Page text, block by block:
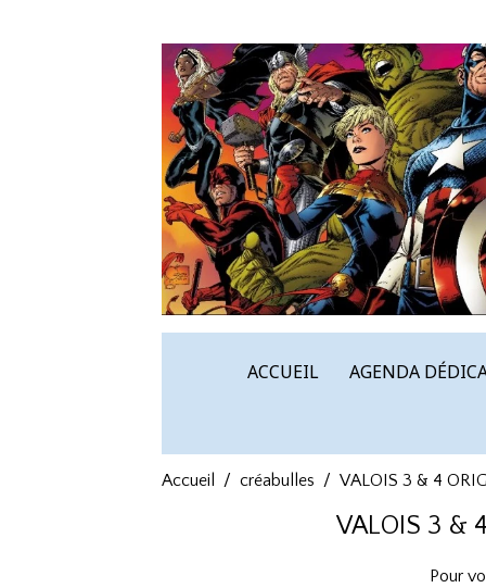
ACCUEIL AGENDA
Accueil créabulles VALOIS 3 & 4
VALOIS 3 &
Pour